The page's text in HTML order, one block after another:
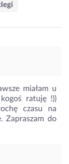
miałam u
ratuję !))
czasu na
Zapraszam do